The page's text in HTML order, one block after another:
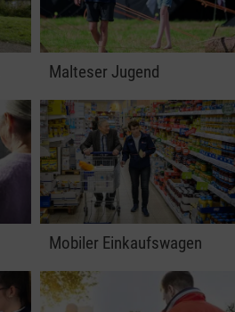
Malteser Jugend
Mobiler Einkaufswagen